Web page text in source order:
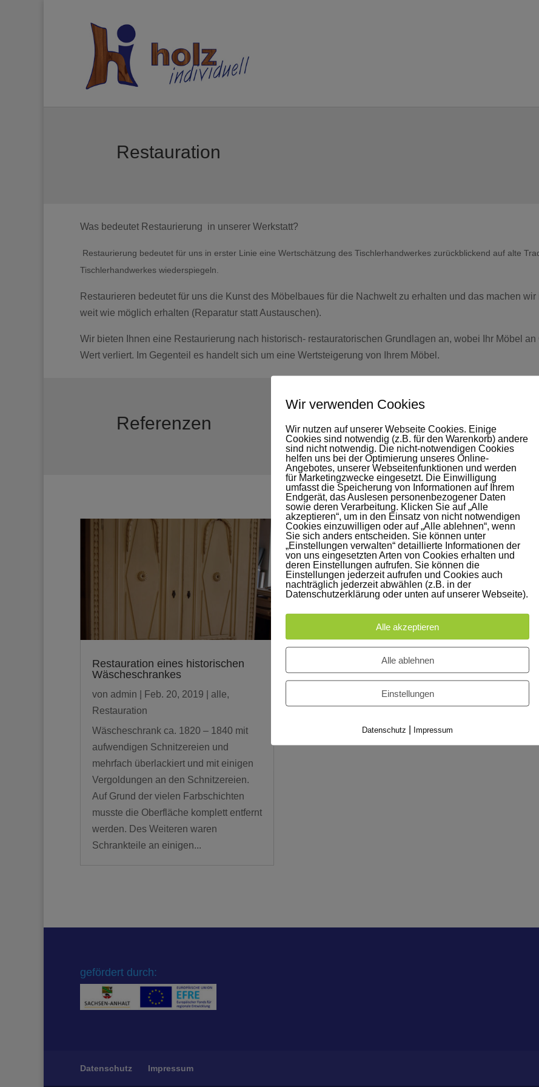
Restauration
Was bedeutet Restaurierung in unserer Werkstatt?
Restaurierung bedeutet für uns in erster Linie eine Wertschätzung des Tischlerhandwerkes zurückblickend auf alte
Tischlerhandwerkes wiederspiegeln.
Restaurieren bedeutet für uns die Kunst des Möbelbaues für die Nachwelt zu erhalten und das machen
weit wie möglich erhalten (Reparatur statt Austauschen).
Wir bieten Ihnen eine Restaurierung nach historisch- restauratorischen Grundlagen an, wobei Ihr Möbel
Wert verliert. Im Gegenteil es handelt sich um eine Wertsteigerung von Ihrem Möbel.
Referenzen
Restauration eines historischen
Wäscheschrankes
von admin Feb. 20, 2019 alle,
Restauration
Wäscheschrank ca. 1820 – 1840 mit
aufwendigen Schnitzereien und
mehrfach überlackiert und mit einigen
Vergoldungen an den Schnitzereien.
Auf Grund der vielen Farbschichten
musste die Oberfläche komplett entfernt
werden. Des Weiteren waren
Schrankteile an einigen...
gefördert durch:
Datenschutz Impressum
Wir verwenden Cookies
Wir nutzen auf unserer Webseite Cookies. Einige
Cookies sind notwendig (z.B. für den Warenkorb) andere
sind nicht notwendig. Die nicht-notwendigen Cookies
helfen uns bei der Optimierung unseres Online-
Angebotes, unserer Webseitenfunktionen und werden
für Marketingzwecke eingesetzt. Die Einwilligung
umfasst die Speicherung von Informationen auf Ihrem
Endgerät, das Auslesen personenbezogener Daten
sowie deren Verarbeitung. Klicken Sie auf „Alle
akzeptieren“, um in den Einsatz von nicht notwendigen
Cookies einzuwilligen oder auf „Alle ablehnen“, wenn
Sie sich anders entscheiden. Sie können unter
„Einstellungen verwalten“ detaillierte Informationen der
von uns eingesetzten Arten von Cookies erhalten und
deren Einstellungen aufrufen. Sie können die
Einstellungen jederzeit aufrufen und Cookies auch
nachträglich jederzeit abwählen (z.B. in der
Datenschutzerklärung oder unten auf unserer Webseite).
Alle akzeptieren
Alle ablehnen
Einstellungen
Datenschutz | Impressum